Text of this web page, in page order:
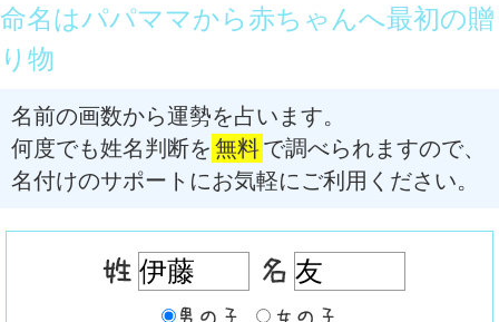
命名はパパママから赤ちゃんへ最初の贈
り物
名前の画数から運勢を占います。
何度でも姓名判断を 無料で調べられますので、
名付けのサポートにお気軽にご利用ください。